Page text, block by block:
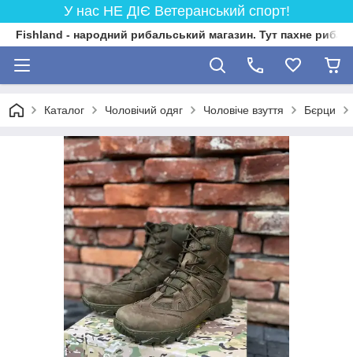
У нас НЕ ДІЄ Ветеранський спорт!
Fishland - народний рибальський магазин. Тут пахне
Каталог Чоловічий одяг Чоловіче взуття Бєрци